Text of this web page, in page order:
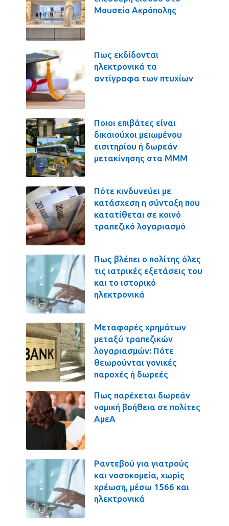
Μουσείο Ακρόπολης
Πως εκδίδονται
ηλεκτρονικά τα
αντίγραφα των πτυχίων
Ποιοι επιβάτες είναι
δικαιούχοι μειωμένου
εισιτηρίου ή δωρεάν
μετακίνησης στα ΜΜΜ
Πότε κινδυνεύει με
κατάσχεση η σύνταξη που
κατατίθεται σε κοινό
τραπεζικό λογαριασμό
Πως βλέπει ο πολίτης όλες
τις ιατρικές εξετάσεις του
και το ιστορικό
ηλεκτρονικά
Μεταφορές χρημάτων
μεταξύ τραπεζικών
λογαριασμών: Πότε
θεωρούνται γονικές
παροχές ή δωρεές
Πως παρέχεται δωρεάν
νομική βοήθεια σε πολίτες
ΑμεΑ
Ραντεβού για γιατρούς
και νοσοκομεία, χωρίς
χρέωση, μέσω 1566 και
ηλεκτρονικά